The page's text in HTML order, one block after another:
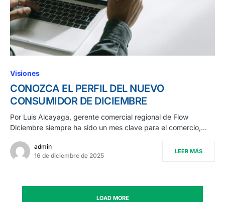
Visiones
CONOZCA EL PERFIL DEL NUEVO
CONSUMIDOR DE DICIEMBRE
Por Luis Alcayaga, gerente comercial regional de Flow
Diciembre siempre ha sido un mes clave para el comercio,…
admin
16 de diciembre de 2025
LEER MÁS
LOAD MORE